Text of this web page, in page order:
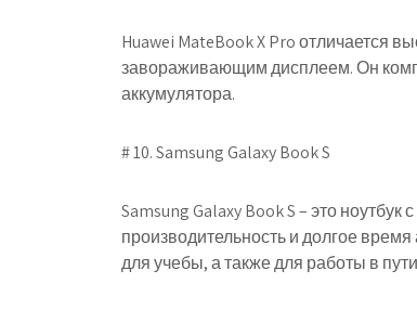
Huawei MateBook X Pro отличается
завораживающим дисплеем. Он
аккумулятора.
# 10. Samsung Galaxy Book S
Samsung Galaxy Book S – это
производительность и долгое
для учебы, а также для работы в